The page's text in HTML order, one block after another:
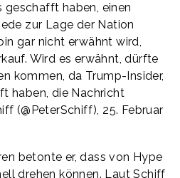
haben, einen
zur Lage der Nation
gar nicht erwähnt wird,
Wird es erwähnt, dürfte
kommen, da Trump-Insider,
haben, die Nachricht
(@PeterSchiff), 25. Februar
betonte er, dass von Hype
drehen können. Laut Schiff